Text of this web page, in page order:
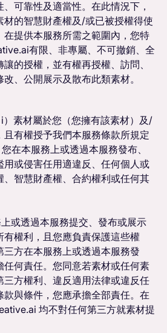
可靠性及適當性。在此情況下，
材的智慧財產權及/或已被授權得使
在提供本服務所需之範圍內，您特
有限、非專屬、不可撤銷、全
的授權，並有權再授權、訪問、
、公開展示及散布此類素材。
素材屬於您（您擁有該素材）及/
有權授予我們本服務條款所規定
在本服務上或透過本服務發布、
用或侵害任用適違反、任何個人或
、智慧財產權、合約權利或任何其
或透過本服務提交、發布或展示
有權利，且您應負責保護這些權
方在本服務上或透過本服務發
任何責任。您同意若素材或任何素
三方權利、違反適用法律或違反任
與條件，您應承擔全部責任。在
均不對任何第三方就素材提